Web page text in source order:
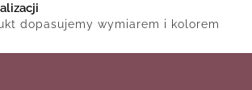
dopasujemy wymiarem i kolorem